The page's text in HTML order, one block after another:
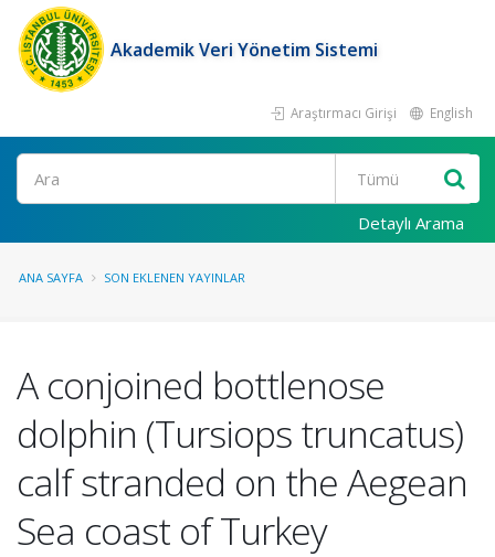
Akademik Veri Yönetim Sistemi
Araştırmacı Girişi English
Ara
Detaylı Arama
ANA SAYFA SON EKLENEN YAYINLAR
A conjoined bottlenose
dolphin (Tursiops truncatus)
calf stranded on the Aegean
Sea coast of Turkey